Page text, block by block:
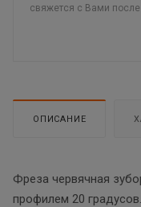
свяжется с Вами
ОПИСАНИЕ
Фреза червячная
профилем 20